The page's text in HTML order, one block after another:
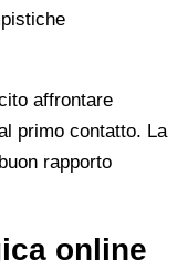
affrontare
primo contatto. La
rapporto
online